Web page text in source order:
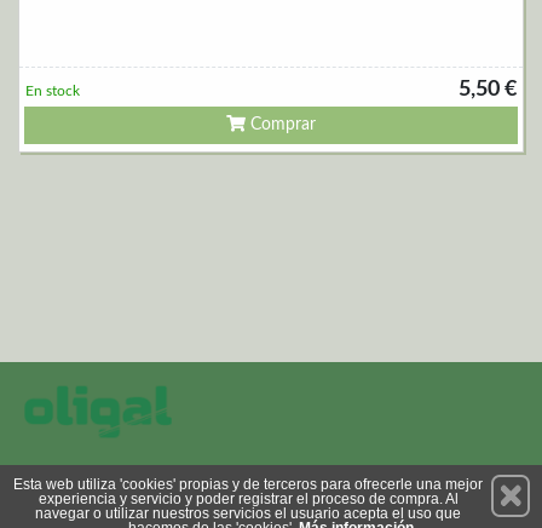
5,50 €
En stock
Comprar
Suscríbete
Esta web utiliza 'cookies' propias y de terceros para ofrecerle una mejor
experiencia y servicio y poder registrar el proceso de compra. Al
navegar o utilizar nuestros servicios el usuario acepta el uso que